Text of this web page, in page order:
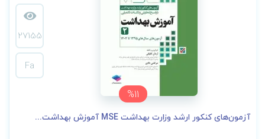
%11
27155
Fa
آزمون‌های کنکور ارشد وزارت بهداشت MSE آموزش بهداشت...